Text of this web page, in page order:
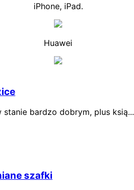
iPhone, iPad.
Huawei
bardzo dobrym, plus ksią...
szafki